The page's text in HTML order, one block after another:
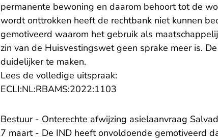
permanente bewoning en daarom behoort tot de
wordt onttrokken heeft de rechtbank niet kunnen
gemotiveerd waarom het gebruik als
zin van de Huisvestingswet geen sprake meer is.
duidelijker te maken.
Lees de volledige uitspraak:
ECLI:NL:RBAMS:2022:1103
Bestuur - Onterechte afwijzing asielaanvraag
7 maart - De IND heeft onvoldoende gemotiveerd